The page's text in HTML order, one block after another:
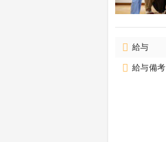
給与
給与備考